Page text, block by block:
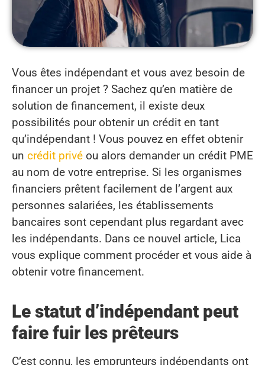
Vous êtes indépendant et vous avez besoin de
financer un projet ? Sachez qu’en matière de
solution de financement, il existe deux
possibilités pour obtenir un crédit en tant
qu’indépendant ! Vous pouvez en effet obtenir
un crédit privé ou alors demander un crédit PME
au nom de votre entreprise. Si les organismes
financiers prêtent facilement de l’argent aux
personnes salariées, les établissements
bancaires sont cependant plus regardant avec
les indépendants. Dans ce nouvel article, Lica
vous explique comment procéder et vous aide à
obtenir votre financement.
Le statut d’indépendant peut
faire fuir les prêteurs
C’est connu, les emprunteurs indépendants ont